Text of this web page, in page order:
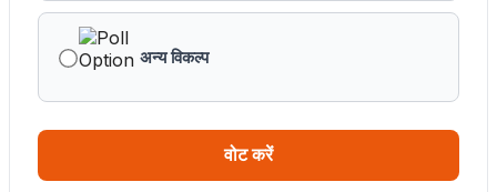
अन्य विकल्प
वोट करें